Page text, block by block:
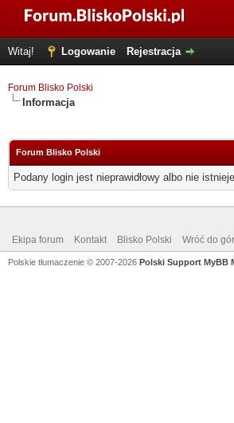
Witaj! Logowanie Rejestracja
Forum Blisko Polski
Informacja
Forum Blisko Polski
Podany login jest nieprawidłowy albo nie
Ekipa forum Kontakt Blisko Polski Wróć do
Polskie tłumaczenie © 2007-2026 Polski Support MyBB